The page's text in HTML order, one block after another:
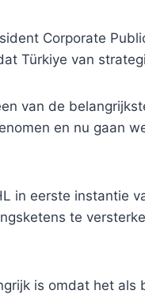
Corporate
Türkiye van
van de
en nu gaan
in eerste instantie
te
is omdat het